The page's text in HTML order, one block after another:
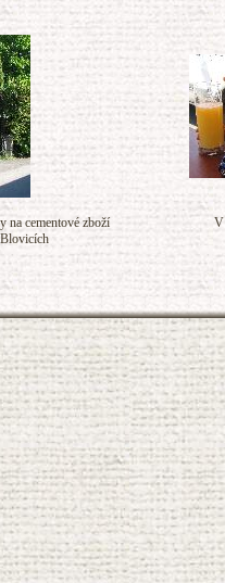
na cementové zboží
V